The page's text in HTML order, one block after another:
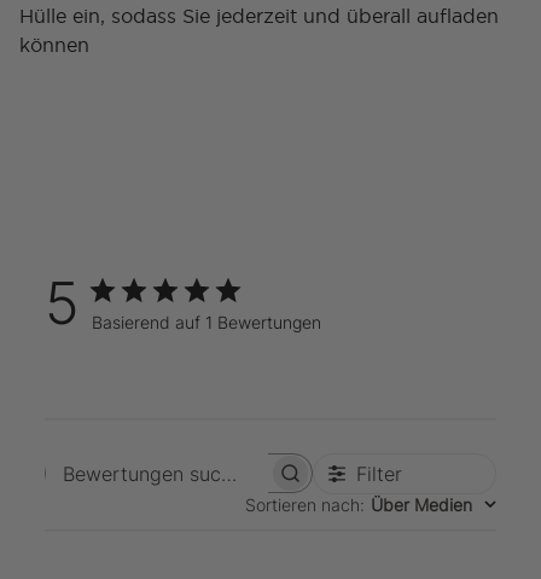
Hülle ein, sodass Sie jederzeit und überall aufladen
können
5 Basierend auf 1 Bewertungen
Bewertungen suchenFilter
Sortieren nach: Über Medien